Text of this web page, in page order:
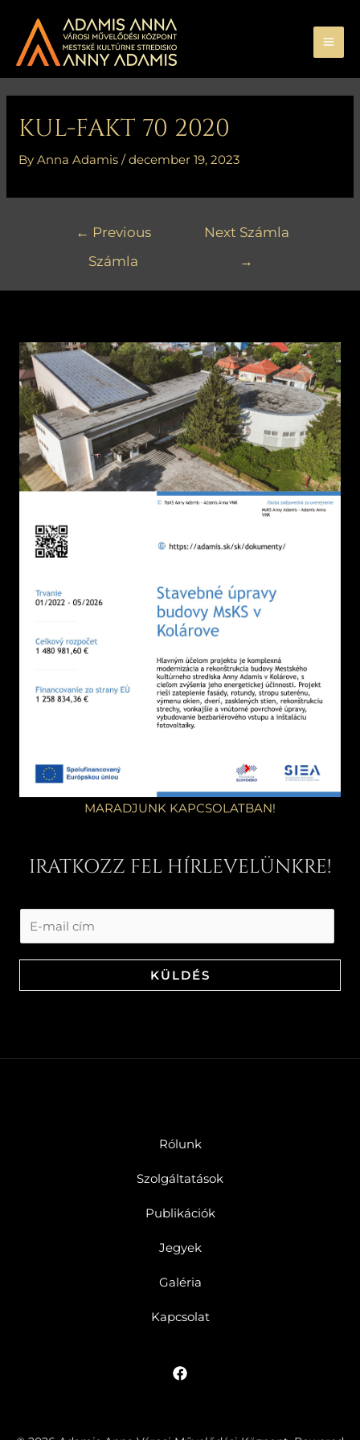
content
KUL-FAKT 70 2020
ByAnna Adamis/december 19, 2023
← Previous
Számla
Next Számla
→
MARADJUNK KAPCSOLATBAN!
IRATKOZZ FEL HÍRLEVELÜNKRE!
KÜLDÉS
Rólunk
Szolgáltatások
Publikációk
Jegyek
Galéria
Kapcsolat